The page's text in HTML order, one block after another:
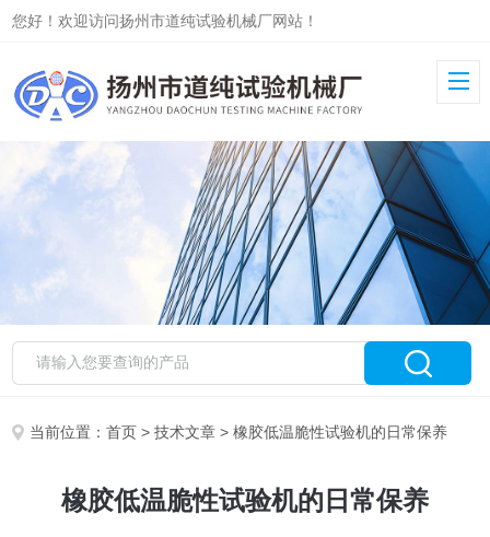
您好！欢迎访问扬州市道纯试验机械厂网站！
当前位置：首页 >技术文章 > 橡胶低温脆性试验机的日常保养
橡胶低温脆性试验机的日常保养